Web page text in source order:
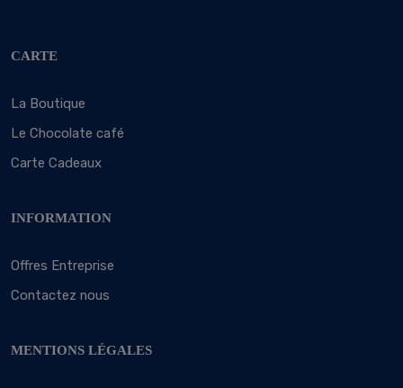
CARTE
La Boutique
Le Chocolate café
Carte Cadeaux
INFORMATION
Offres Entreprise
Contactez nous
MENTIONS LÉGALES